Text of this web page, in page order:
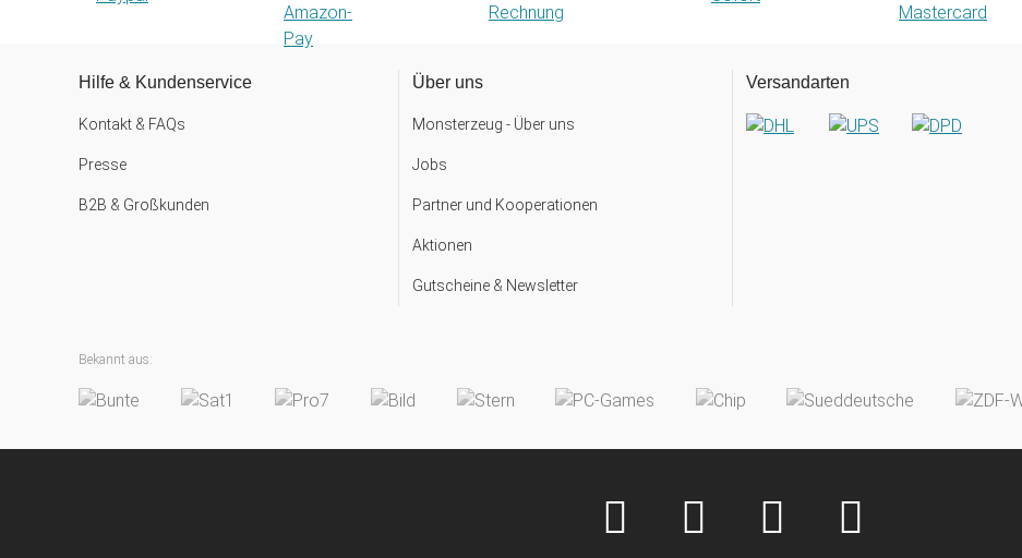
Hilfe & Kundenservice
Kontakt & FAQs
Presse
B2B & Großkunden
Über uns
Monsterzeug - Über uns
Jobs
Partner und Kooperationen
Aktionen
Gutscheine & Newsletter
Versandarten
Bekannt aus: